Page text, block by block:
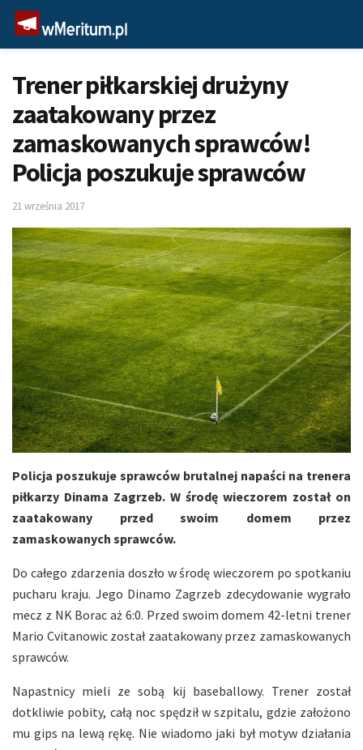
Trener piłkarskiej drużyny
zaatakowany przez
zamaskowanych sprawców!
Policja poszukuje sprawców
21 września 2017
Policja poszukuje sprawców brutalnej napaści na trenera
piłkarzy Dinama Zagrzeb. W środę wieczorem został on
zaatakowany przed swoim domem przez
zamaskowanych sprawców.
Do całego zdarzenia doszło w środę wieczorem po spotkaniu
pucharu kraju. Jego Dinamo Zagrzeb zdecydowanie wygrało
mecz z NK Borac aż 6:0. Przed swoim domem 42-letni trener
Mario Cvitanowic został zaatakowany przez zamaskowanych
sprawców.
Napastnicy mieli ze sobą kij baseballowy. Trener został
dotkliwie pobity, całą noc spędził w szpitalu, gdzie założono
mu gips na lewą rękę. Nie wiadomo jaki był motyw działania